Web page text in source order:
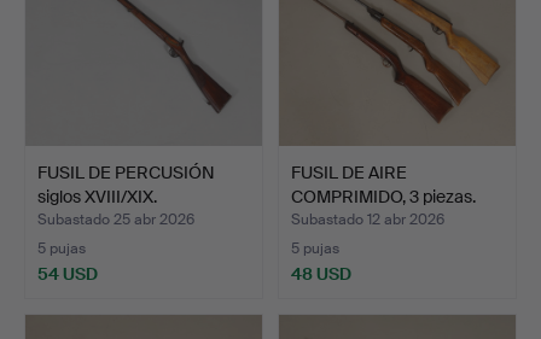
FUSIL DE PERCUSIÓN
siglos XVIII/XIX.
Subastado 25 abr 2026
5 pujas
54 USD
FUSIL DE AIRE
COMPRIMIDO, 3 piezas.
Subastado 12 abr 2026
5 pujas
48 USD